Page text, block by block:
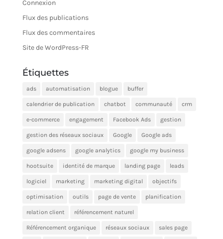
Connexion
Flux des publications
Flux des commentaires
Site de WordPress-FR
Étiquettes
ads automatisation blogue buffer
calendrier de publication chatbot communauté crm
e-commerce engagement Facebook Ads gestion
gestion des réseaux sociaux Google Google ads
google adsens google analytics google my business
hootsuite identité de marque landing page leads
logiciel marketing marketing digital objectifs
optimisation outils page de vente planification
relation client référencement naturel
Référencement organique réseaux sociaux sales page